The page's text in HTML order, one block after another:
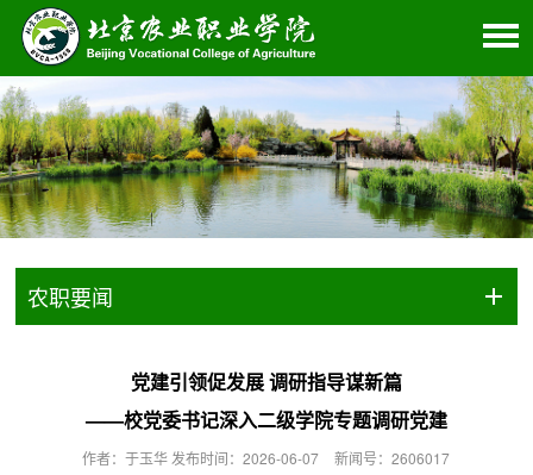
农职要闻
党建引领促发展 调研指导谋新篇
——校党委书记深入二级学院专题调研党建
作者：于玉华 发布时间：2026-06-07 新闻号：2606017